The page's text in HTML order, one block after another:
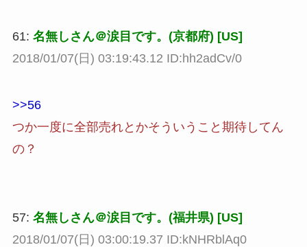
61: 名無しさん＠涙目です。(京都府) [US]
2018/01/07(日) 03:19:43.12 ID:hh2adCv/0
>>56
つか一度に全部売れとかそういうこと期待してん
の？
57: 名無しさん＠涙目です。(福井県) [US]
2018/01/07(日) 03:00:19.37 ID:kNHRblAq0